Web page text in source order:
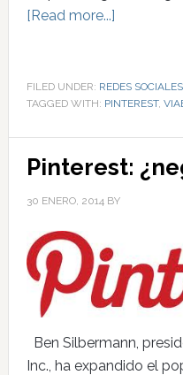
[Read more...]
FILED UNDER: REDES SOCIALES
TAGGED WITH: PINTEREST,
Pinterest:
30 ENERO, 2014 BY
Ben Silbermann,
Inc., ha expandido el